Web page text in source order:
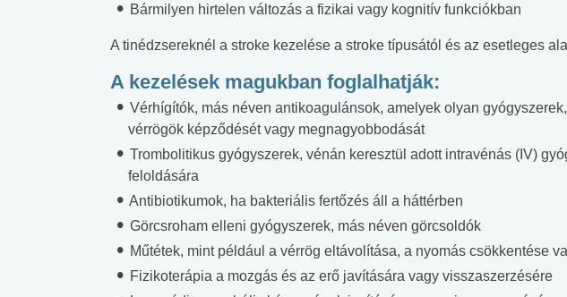
Bármilyen hirtelen változás a fizikai vagy kognitív funkciókban
A tinédzsereknél a stroke kezelése a stroke típusától és az esetleges
A kezelések magukban foglalhatják:
Vérhígítók, más néven antikoagulánsok, amelyek olyan
vérrögök képződését vagy megnagyobbodását
Trombolitikus gyógyszerek, vénán keresztül adott intravénás (IV)
feloldására
Antibiotikumok, ha bakteriális fertőzés áll a háttérben
Görcsroham elleni gyógyszerek, más néven görcsoldók
Műtétek, mint például a vérrög eltávolítása, a nyomás csökkentése
Fizikoterápia a mozgás és az erő javítására vagy visszaszerzésére